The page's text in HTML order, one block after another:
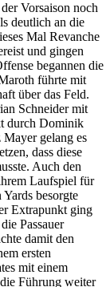
Vorsaison noch
deutlich an die
Mal Revanche
und gingen
begannen die
führte mit
über das Feld.
Schneider mit
durch Dominik
gelang es
dass diese
Auch den
Laufspiel für
besorgte
Extrapunkt ging
Passauer
damit den
ersten
mit einem
Führung weiter